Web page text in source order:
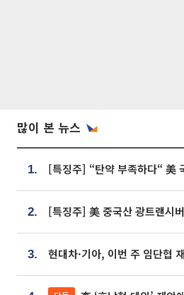
많이 본 뉴스
1.
2.
3.